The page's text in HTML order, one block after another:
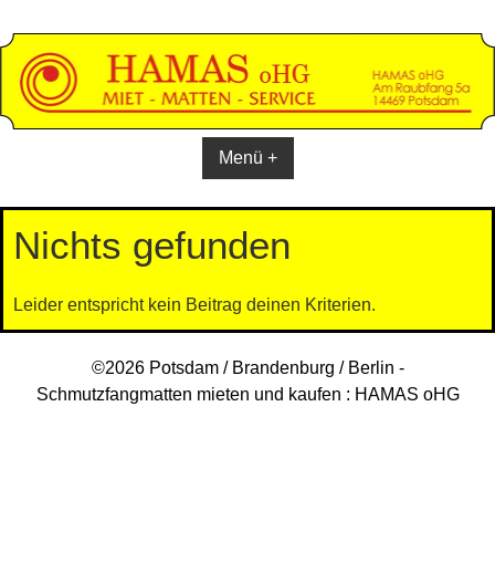
to
content
Menü +
Nichts gefunden
Leider entspricht kein Beitrag deinen Kriterien.
©2026 Potsdam / Brandenburg / Berlin -
Schmutzfangmatten mieten und kaufen : HAMAS oHG